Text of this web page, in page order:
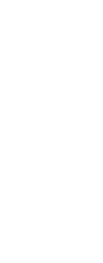
ます
です
あります
す